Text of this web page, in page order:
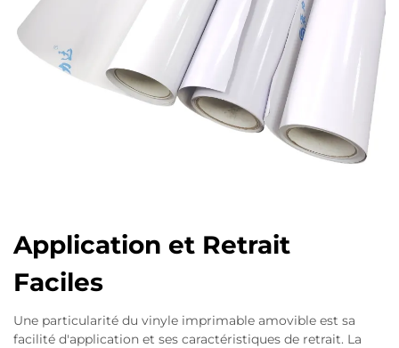
Application et Retrait
Faciles
Une particularité du vinyle imprimable amovible est sa
facilité d'application et ses caractéristiques de retrait. La